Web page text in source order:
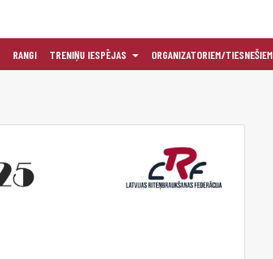
RANGI TRENIŅU IESPĒJAS ORGANIZATORIEM/TIESNEŠIEM